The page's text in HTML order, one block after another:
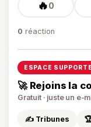
🔥0
0 réaction
ESPACE
🚀 Rejoins la
Gratuit · juste un e-
✍️ Tribunes